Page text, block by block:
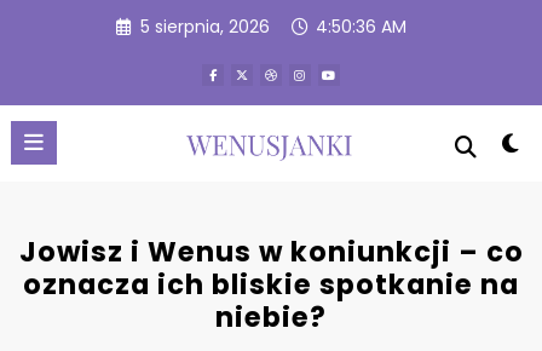
5 sierpnia, 2026 4:50:37 AM
Jowisz i Wenus w koniunkcji – co
oznacza ich bliskie spotkanie na
niebie?